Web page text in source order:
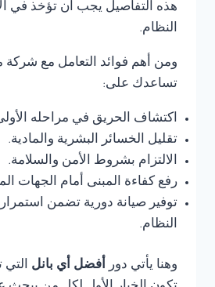
هذه التفاصيل يجب أن تؤخذ في
النظام.
ومن أهم فوائد التعامل مع شركة
تساعدك على:
اكتشاف الحريق في مراحله
تقليل الخسائر البشرية والمادية.
الالتزام بشروط الأمن والسلامة.
رفع كفاءة المبنى أمام الجهات
توفير صيانة دورية تضمن
النظام.
وهنا يأتي دور أفضل أي بانل التي